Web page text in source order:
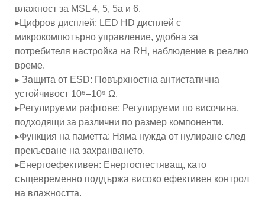
влажност за MSL 4, 5, 5a и 6.
▸Цифров дисплей: LED HD дисплей с
микрокомпютърно управление, удобна за
потребителя настройка на RH, наблюдение в реално
време.
▸ Защита от ESD: Повърхностна антистатична
устойчивост 10⁵–10⁹ Ω.
▸Регулируеми рафтове: Регулируеми по височина,
подходящи за различни по размер компоненти.
▸Функция на паметта: Няма нужда от нулиране след
прекъсване на захранването.
▸Енергоефективен: Енергоспестяващ, като
същевременно поддържа високо ефективен контрол
на влажността.